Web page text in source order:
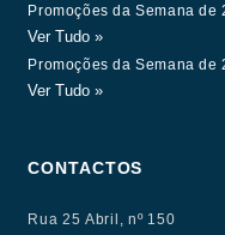
Promoções da Semana de
Ver Tudo »
Promoções da Semana
Ver Tudo »
CONTACTOS
Rua 25 Abril, nº 150